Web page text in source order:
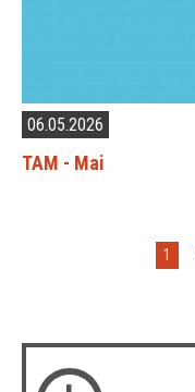
06.05.2026
TAM - Mai
1